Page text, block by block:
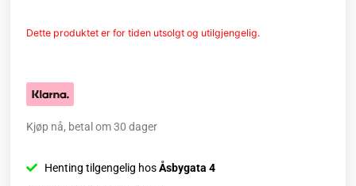
Dette produktet er for tiden utsolgt og utilgjengelig.
Kjøp nå, betal om 30 dager
Henting tilgengelig hosÅsbygata 4